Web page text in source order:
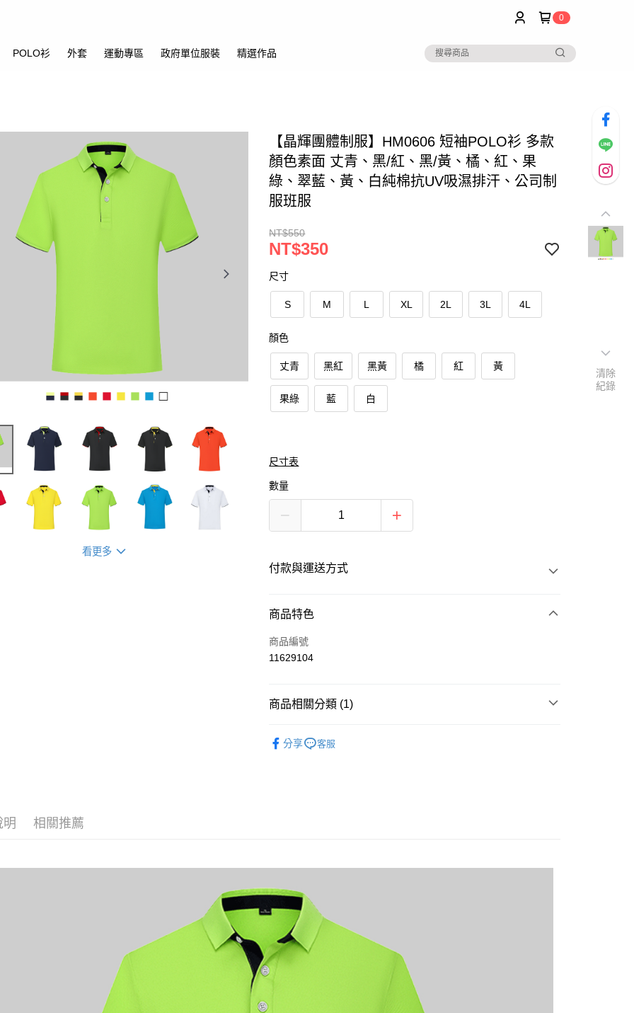
0
POLO衫 外套 運動專區 政府單位服裝 精選作品
看更多
【晶輝團體制服】HM0606 短袖POLO衫 多款
顏色素面 丈青、黑/紅、黑/黃、橘、紅、果
綠、翠藍、黃、白純棉抗UV吸濕排汗、公司制
服班服
NT$550
NT$350
尺寸
S M L XL 2L 3L 4L
顏色
丈青 黑紅 黑黃 橘 紅 黃
果綠 藍 白
尺寸表
數量
付款與運送方式
付款方式
信用卡一次付款
黑貓
商品特色
商品編號
11629104
商品相關分類 (1)
分享
客服
明 相關推薦
清除
紀錄